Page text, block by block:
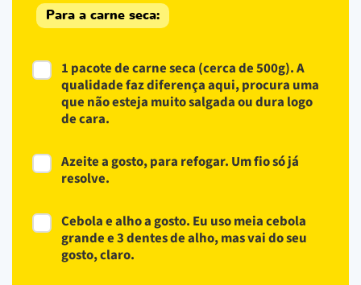
Para a carne seca:
1 pacote de carne seca (cerca de 500g). A
qualidade faz diferença aqui, procura uma
que não esteja muito salgada ou dura logo
de cara.
Azeite a gosto, para refogar. Um fio só já
resolve.
Cebola e alho a gosto. Eu uso meia cebola
grande e 3 dentes de alho, mas vai do seu
gosto, claro.